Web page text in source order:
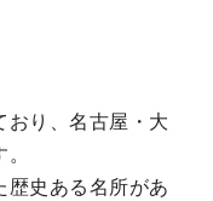
おり、名古屋・大
歴史ある名所があ